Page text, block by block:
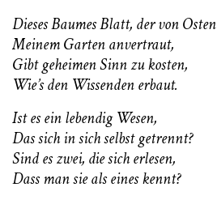
Dieses Baumes Blatt, der von Osten
Meinem Garten anvertraut,
Gibt geheimen Sinn zu kosten,
Wie’s den Wissenden erbaut.
Ist es ein lebendig Wesen,
Das sich in sich selbst getrennt?
Sind es zwei, die sich erlesen,
Dass man sie als eines kennt?